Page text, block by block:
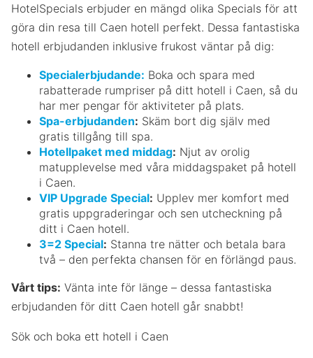
HotelSpecials erbjuder en mängd olika Specials för att
göra din resa till Caen hotell perfekt. Dessa fantastiska
hotell erbjudanden inklusive frukost väntar på dig:
Specialerbjudande: Boka och spara med
rabatterade rumpriser på ditt hotell i Caen, så du
har mer pengar för aktiviteter på plats.
Spa-erbjudanden: Skäm bort dig själv med
gratis tillgång till spa.
Hotellpaket med middag: Njut av orolig
matupplevelse med våra middagspaket på hotell
i Caen.
VIP Upgrade Special: Upplev mer komfort med
gratis uppgraderingar och sen utcheckning på
ditt i Caen hotell.
3=2 Special: Stanna tre nätter och betala bara
två – den perfekta chansen för en förlängd paus.
Vårt tips: Vänta inte för länge – dessa fantastiska
erbjudanden för ditt Caen hotell går snabbt!
Sök och boka ett hotell i Caen